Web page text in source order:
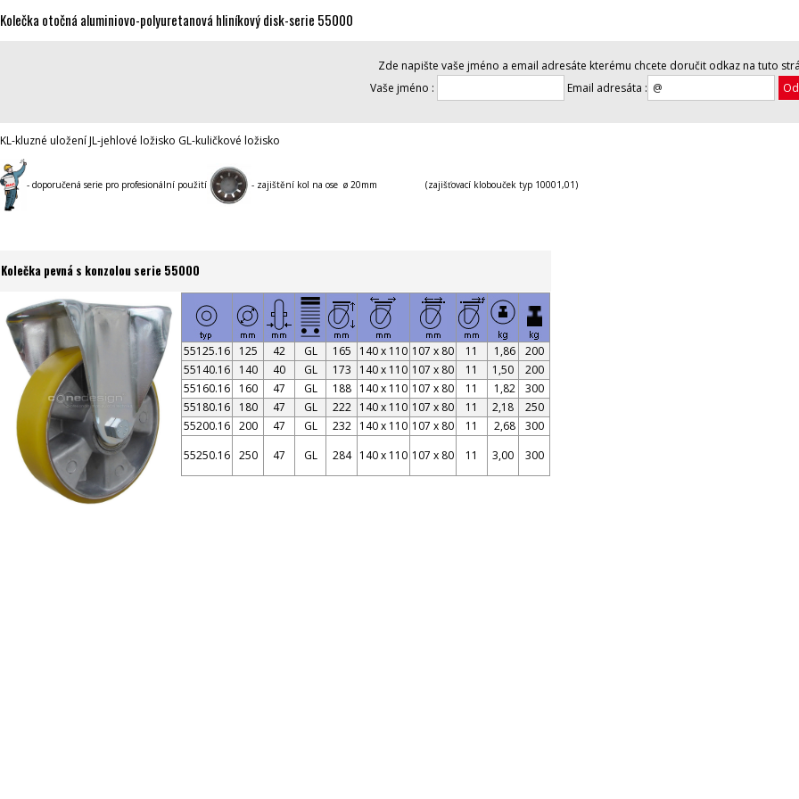
Kolečka otočná aluminiovo-polyuretanová hliníkový disk-serie 55000
Zde napište vaše jméno a email adresáte kterému chcete doručit odkaz na tuto
Vaše jméno :
Email adresáta :
KL-kluzné uložení JL-jehlové ložisko GL-kuličkové ložisko
- doporučená serie pro profesionální použití - zajištění kol na ose ø 20mm (zajišťovací klobouček typ 10001,01)
Kolečka pevná s konzolou serie 55000
55125.16 125 42 GL 165 140 x 110 107 x 80 11 1,86
200
55140.16
140 40 GL 173 140 x 110 107 x 80 11 1,50
200
55160.16
160 47 GL 188 140 x 110 107 x 80 11 1,82
300
55180.16
180 47 GL 222 140 x 110 107 x 80 11 2,18
250
55200.16 200 47 GL 232 140 x 110 107 x 80 11 2,68
300
55250.16 250 47 GL 284 140 x 110 107 x 80 11 3,00 300